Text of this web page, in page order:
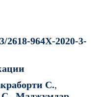
2618-964X-2020-3-
С.,